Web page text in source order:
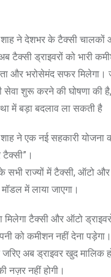
शाह ने देशभर के टैक्सी
टैक्सी ड्राइवरों को भारी
और भरोसेमंद सफर मिलेगा।
सेवा शुरू करने की घोषणा की
में बड़ा बदलाव ला सकती है
शाह ने एक नई सहकारी
राज्यों में टैक्सी, ऑटो और
में लाया जाएगा।
टैक्सी और ऑटो
को कमीशन नहीं देना पड़ेगा।
अब ड्राइवर खुद मालिक
नज़र नहीं होगी।